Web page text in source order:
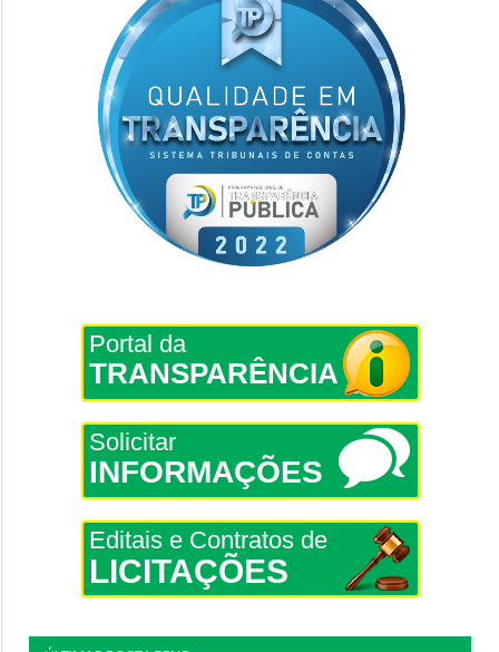
Portal da
TRANSPARÊNCIA
Solicitar
INFORMAÇÕES
Editais e Contratos de
LICITAÇÕES